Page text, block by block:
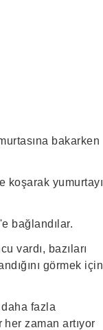
bakarken
koşarak yumurtayı
bağlandılar.
vardı, bazıları
görmek için
fazla
zaman artıyor